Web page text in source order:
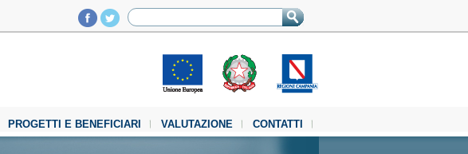
PROGETTI E BENEFICIARI VALUTAZIONE
CONTATTI